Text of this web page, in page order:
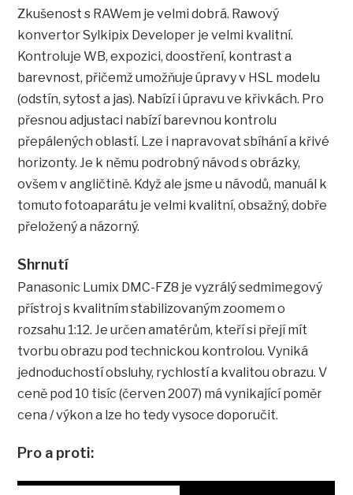
Zkušenost s RAWem je velmi dobrá. Rawový
konvertor Sylkipix Developer je velmi kvalitní.
Kontroluje WB, expozici, doostření, kontrast a
barevnost, přičemž umožňuje úpravy v HSL modelu
(odstín, sytost a jas). Nabízí i úpravu ve křivkách. Pro
přesnou adjustaci nabízí barevnou kontrolu
přepálených oblastí. Lze i napravovat sbíhání a křivé
horizonty. Je k němu podrobný návod s obrázky,
ovšem v angličtině. Když ale jsme u návodů, manuál k
tomuto fotoaparátu je velmi kvalitní, obsažný, dobře
přeložený a názorný.
Shrnutí
Panasonic Lumix DMC-FZ8 je vyzrálý sedmimegový
přístroj s kvalitním stabilizovaným zoomem o
rozsahu 1:12. Je určen amatérům, kteří si přejí mít
tvorbu obrazu pod technickou kontrolou. Vyniká
jednoduchostí obsluhy, rychlostí a kvalitou obrazu. V
ceně pod 10 tisíc (červen 2007) má vynikající poměr
cena / výkon a lze ho tedy vysoce doporučit.
Pro a proti: